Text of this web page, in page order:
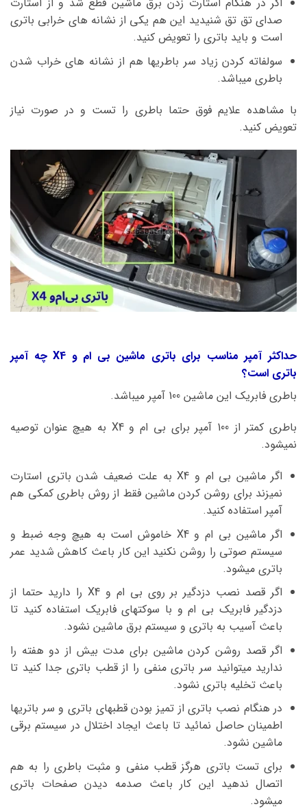
صدای تق تق شنیدید این هم یکی از نشانه های خرابی باتری
است و باید باتری را تعویض کنید.
سولفاته کردن زیاد سر باطریها هم از نشانه های خراب شدن
باطری میباشد.
با مشاهده علایم فوق حتما باطری را تست و در صورت نیاز
تعویض کنید.
حداکثر آمپر مناسب برای باتری ماشین بی ام و X4 چه آمپر
باتری است؟
باطری فابریک این ماشین 100 آمپر میباشد.
باطری کمتر از 100 آمپر برای بی ام و X4 به هیچ عنوان توصیه
نمیشود.
اگر ماشین بی ام و X4 به علت ضعیف شدن باتری استارت
نمیزند برای روشن کردن ماشین فقط از روش باطری کمکی هم
آمپر استفاده کنید.
اگر ماشین بی ام و X4 خاموش است به هیچ وجه ضبط و
سیستم صوتی را روشن نکنید این کار باعث کاهش شدید عمر
باتری میشود.
اگر قصد نصب دزدگیر بر روی بی ام و X4 را دارید حتما از
دزدگیر فابریک بی ام و با سوکتهای فابریک استفاده کنید تا
باعث آسیب به باتری و سیستم برق ماشین نشود.
اگر قصد روشن کردن ماشین برای مدت بیش از دو هفته را
ندارید میتوانید سر باتری منفی را از قطب باتری جدا کنید تا
باعث تخلیه باتری نشود.
در هنگام نصب باتری از تمیز بودن قطبهای باتری و سر باتریها
اطمینان حاصل نمائید تا باعث ایجاد اختلال در سیستم برقی
ماشین نشود.
برای تست باتری هرگز قطب منفی و مثبت باطری را به هم
اتصال ندهید این کار باعث صدمه دیدن صفحات باتری
میشود.